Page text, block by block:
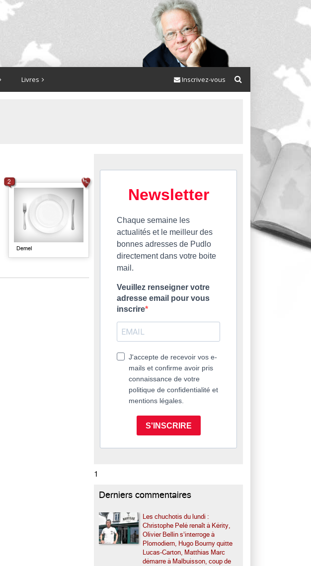
Livres Inscrivez-vous
Demel
2
Newsletter
Chaque semaine les
actualités et le meilleur des
bonnes adresses de Pudlo
directement dans votre boite
mail.
Veuillez renseigner votre
adresse email pour vous
inscrire
J'accepte de recevoir vos e-
mails et confirme avoir pris
connaissance de votre
politique de confidentialité et
mentions légales.
S'INSCRIRE
1
Derniers commentaires
Les chuchotis du lundi :
Christophe Pelé renaît à Kérity,
Olivier Bellin s’interroge à
Plomodiern, Hugo Bourny quitte
Lucas-Carton, Matthias Marc
démarre à Malbuisson, coup de